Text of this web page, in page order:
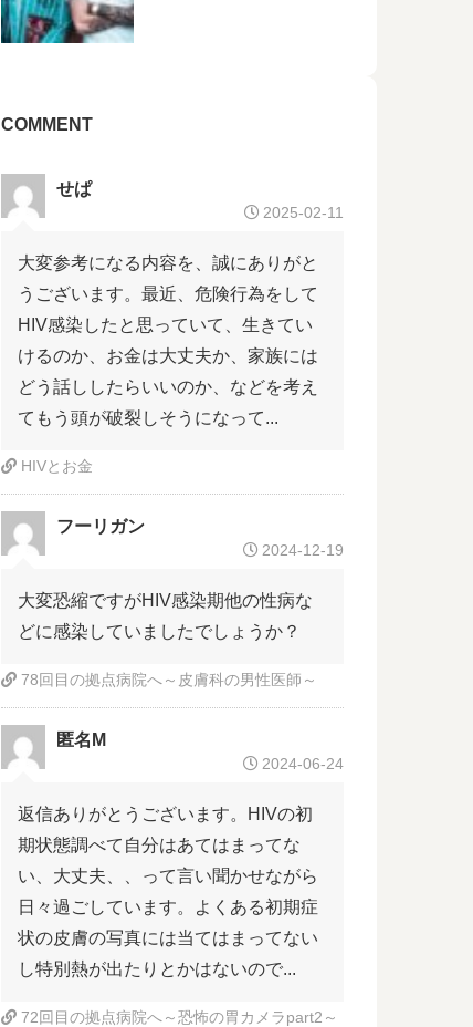
COMMENT
せぱ
2025-02-11
大変参考になる内容を、誠にありがと
うございます。最近、危険行為をして
HIV感染したと思っていて、生きてい
けるのか、お金は大丈夫か、家族には
どう話ししたらいいのか、などを考え
てもう頭が破裂しそうになって...
HIVとお金
フーリガン
2024-12-19
大変恐縮ですがHIV感染期他の性病な
どに感染していましたでしょうか？
78回目の拠点病院へ～皮膚科の男性医師～
匿名M
2024-06-24
返信ありがとうございます。HIVの初
期状態調べて自分はあてはまってな
い、大丈夫、、って言い聞かせながら
日々過ごしています。よくある初期症
状の皮膚の写真には当てはまってない
し特別熱が出たりとかはないので...
72回目の拠点病院へ～恐怖の胃カメラpart2～